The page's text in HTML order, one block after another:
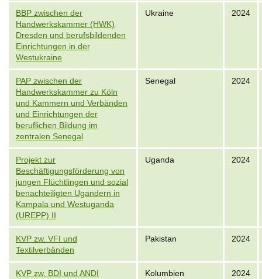
BBP zwischen der
Handwerkskammer (HWK)
Dresden und berufsbildenden
Einrichtungen in der
Westukraine
Ukraine 2024
PAP zwischen der
Handwerkskammer zu Köln
und Kammern und Verbänden
und Einrichtungen der
beruflichen Bildung im
zentralen Senegal
Senegal 2024
Projekt zur
Beschäftigungsförderung von
jungen Flüchtlingen und sozial
benachteiligten Ugandern in
Kampala und Westuganda
(UREPP) II
Uganda 2024
KVP zw. VFI und
Textilverbänden
Pakistan 2024
KVP zw. BDI und ANDI Kolumbien 2024